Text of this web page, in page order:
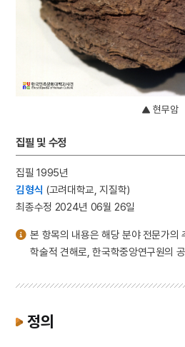
8 섞박지
9 세조
10 정약용
현무암
집필 및 수정
집필 1995년
김형식 (고려대학교, 지질학)
최종수정 2024년 06월 26일
본 항목의 내용은 해당 분야 전문가의
학술적 견해로, 한국학중앙연구원의
정의